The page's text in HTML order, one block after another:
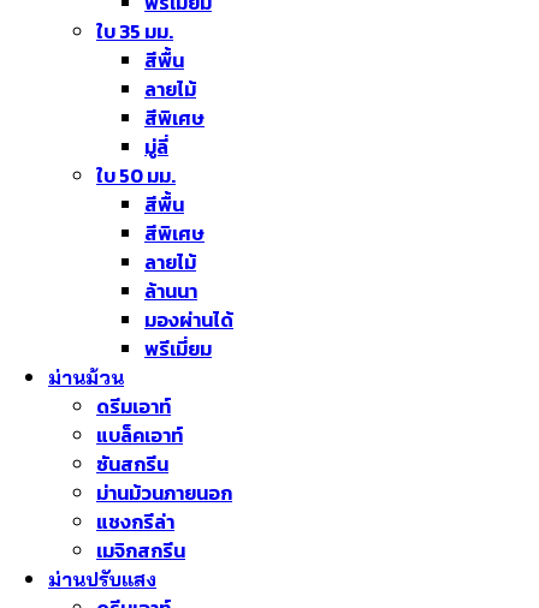
ใบ 35 มม.
สีพื้น
ลายไม้
สีพิเศษ
มู่ลี่
ใบ 50 มม.
สีพื้น
สีพิเศษ
ลายไม้
ล้านนา
มองผ่านได้
พรีเมี่ยม
ม่านม้วน
ดรีมเอาท์
แบล็คเอาท์
ซันสกรีน
ม่านม้วนภายนอก
แชงกรีล่า
เมจิกสกรีน
ม่านปรับแสง